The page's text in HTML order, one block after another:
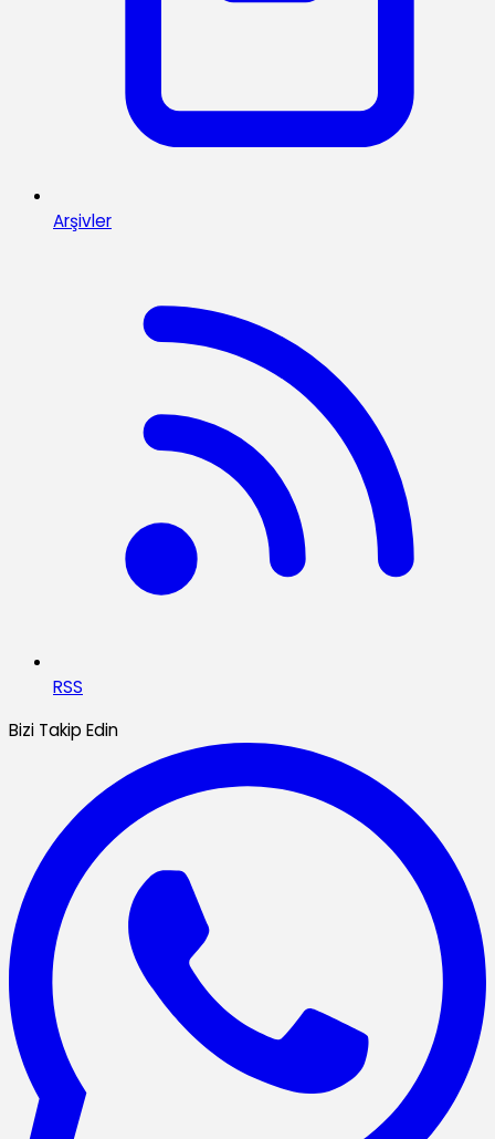
Arşivler
RSS
Bizi Takip Edin